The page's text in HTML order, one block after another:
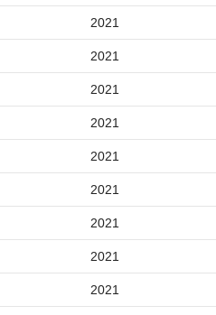
2021
2021
2021
2021
2021
2021
2021
2021
2021